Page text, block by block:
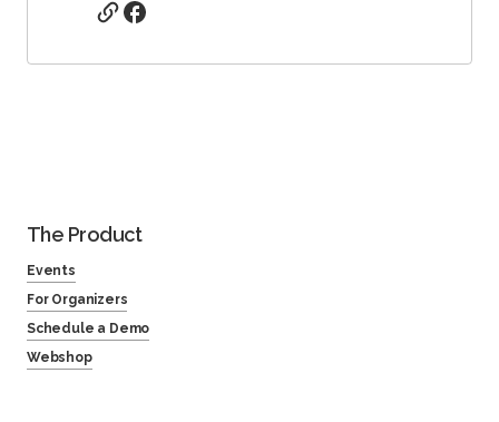
The Product
Events
For Organizers
Schedule a Demo
Webshop